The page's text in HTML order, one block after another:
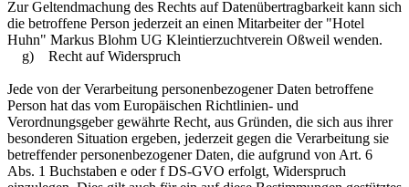
Zur Geltendmachung des Rechts auf Datenübertragbarkeit kann sich
die betroffene Person jederzeit an einen Mitarbeiter der "Hotel
Huhn" Markus Blohm UG Kleintierzuchtverein Oßweil wenden.
g) Recht auf Widerspruch
Jede von der Verarbeitung personenbezogener Daten betroffene
Person hat das vom Europäischen Richtlinien- und
Verordnungsgeber gewährte Recht, aus Gründen, die sich aus ihrer
besonderen Situation ergeben, jederzeit gegen die Verarbeitung sie
betreffender personenbezogener Daten, die aufgrund von Art. 6
Abs. 1 Buchstaben e oder f DS-GVO erfolgt, Widerspruch